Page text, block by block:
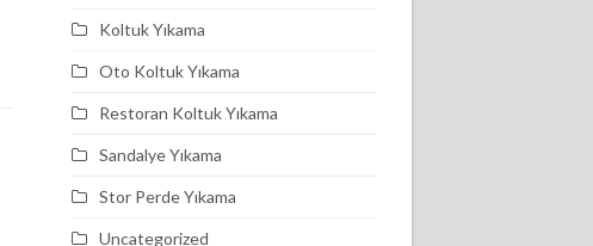
Koltuk Yıkama
Oto Koltuk Yıkama
Restoran Koltuk Yıkama
Sandalye Yıkama
Stor Perde Yıkama
Uncategorized